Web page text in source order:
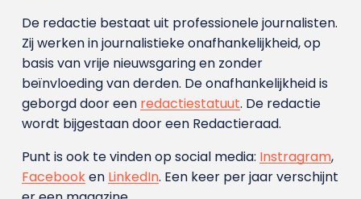
De redactie bestaat uit professionele journalisten.
Zij werken in journalistieke onafhankelijkheid, op
basis van vrije nieuwsgaring en zonder
beïnvloeding van derden. De onafhankelijkheid is
geborgd door een redactiestatuut. De redactie
wordt bijgestaan door een Redactieraad.
Punt is ook te vinden op social media: Instragram,
Facebooken LinkedIn. Een keer per jaar verschijnt